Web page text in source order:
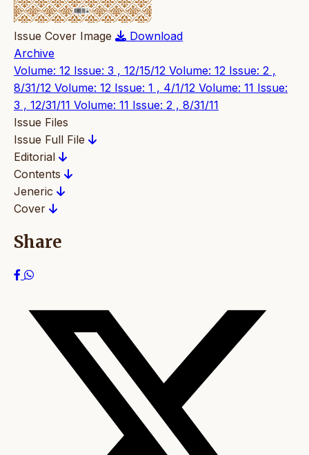
Issue Cover Image
Download
Archive
Volume: 12 Issue: 3 , 12/15/12 Volume: 12 Issue: 2 ,
8/31/12 Volume: 12 Issue: 1 , 4/1/12 Volume: 11 Issue:
3 , 12/31/11 Volume: 11 Issue: 2 , 8/31/11
Issue Files
Issue Full File
Editorial
Contents
Jeneric
Cover
Share